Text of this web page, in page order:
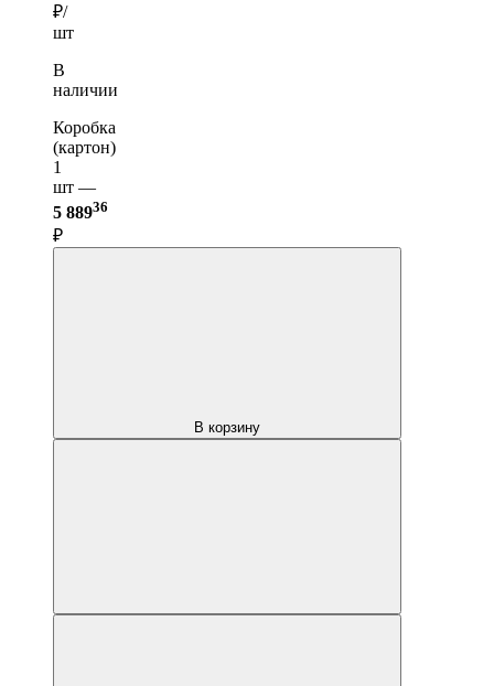
₽/
шт
В
наличии
Коробка
(картон)
1
шт —
5 88936
₽
В корзину